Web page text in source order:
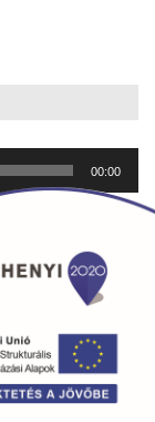
00:00
fenntartva. •